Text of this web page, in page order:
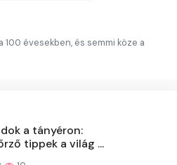
100 évesekben, és semmi köze a
a tányéron:
tippek a világ ...